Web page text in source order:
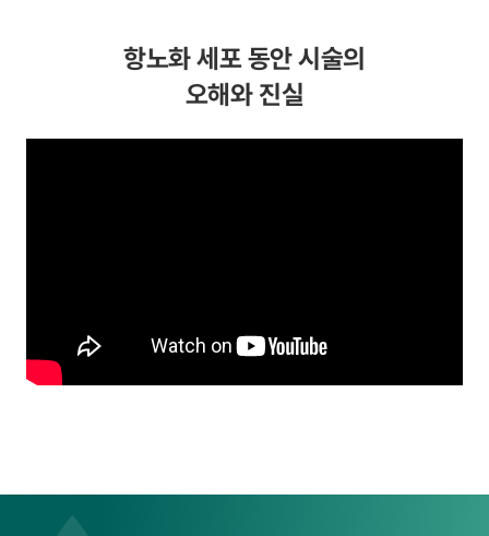
항노화 세포 동안 시술의
오해와 진실